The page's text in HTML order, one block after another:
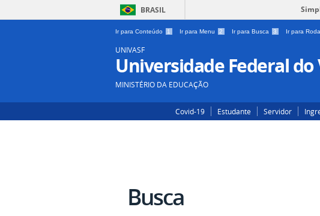
BRASIL
Ir para Conteúdo 1 Ir para Menu 2 Ir para Busca 3 Ir para
UNIVASF
Universidade Federal do
MINISTÉRIO DA EDUCAÇÃO
Covid-19 Estudante Servidor
Busca